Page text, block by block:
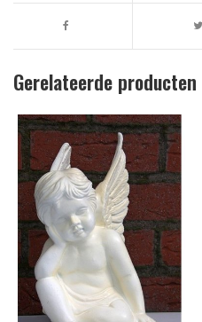
Gerelateerde producten